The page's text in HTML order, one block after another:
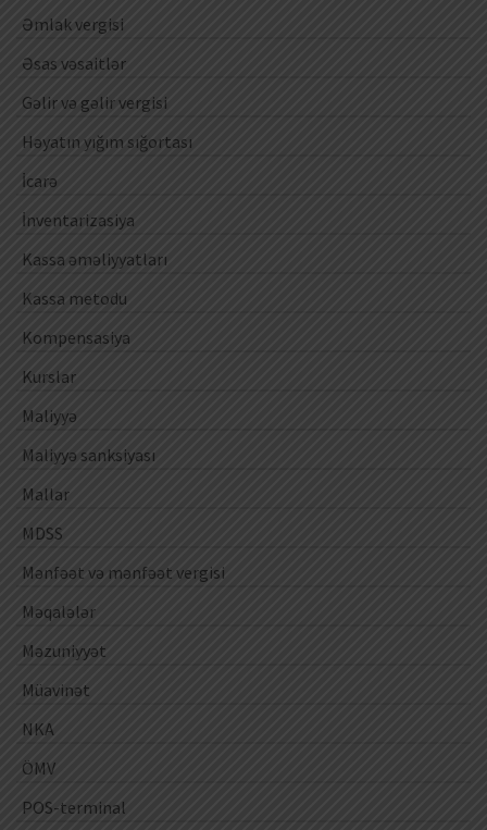
Əmlak vergisi
Əsas vəsaitlər
Gəlir və gəlir vergisi
Həyatın yığım sığortası
İcarə
İnventarizasiya
Kassa əməliyyatları
Kassa metodu
Kompensasiya
Kurslar
Maliyyə
Maliyyə sanksiyası
Mallar
MDSS
Mənfəət və mənfəət vergisi
Məqalələr
Məzuniyyət
Müavinət
NKA
ÖMV
POS-terminal